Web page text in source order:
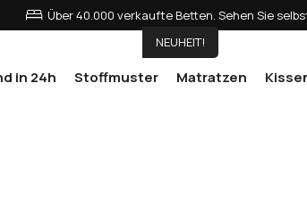
Über 40.000 verkaufte Betten. Sehen Sie
in 24h Stoffmuster Matratzen
NEUHEIT!